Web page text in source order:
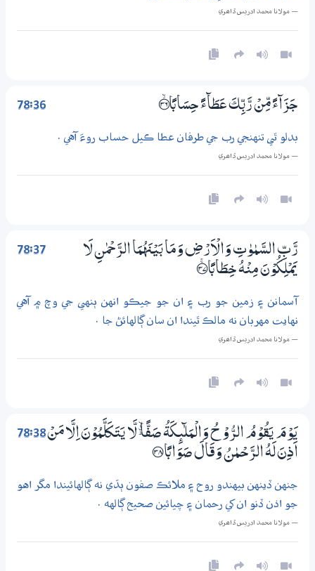
— مولانا محمد ادريس ڏاھري
78:36 جَزَاۗءً مِّنْ رَّبِّكَ عَطَاۗءً حِسَابًا ؀ۙ36
بدلو ٿي تنهنجي رب جي طرفان عطا ڪيل حساب روءَ آهي .
— مولانا محمد ادريس ڏاھري
78:37
رَّبِّ السَّمٰوٰتِ وَالْاَرْضِ وَمَا بَيْنَهُمَا الرَّحْمٰنِ لَا
يَمْلِكُوْنَ مِنْهُ خِطَابًا ؀ۚ37
آسمانن ۽ زمين جو رب ۽ ان جو جيڪو انهن ٻنهي جي وچ ۾ آهي
نهايت مهربان نه مالڪ ٿيندا ان سان ڳالهائڻ جا .
— مولانا محمد ادريس ڏاھري
78:38يَوْمَ يَقُوْمُ الرُّوْحُ وَالْمَلٰۗىِٕكَةُ صَفًّا ٷ لَّا يَتَكَلَّمُوْنَ اِلَّا مَنْ
اَذِنَ لَهُ الرَّحْـمٰنُ وَقَالَ صَوَابًا ؀38
جنهن ڏينهن بيهندو روح ۽ ملائڪ صفون ٻڌي نه ڳالهائيندا مگر اهو
جو اذن ڏنو ان کي رحمان ۽ چيائين صحيح ڳالهه .
— مولانا محمد ادريس ڏاھري